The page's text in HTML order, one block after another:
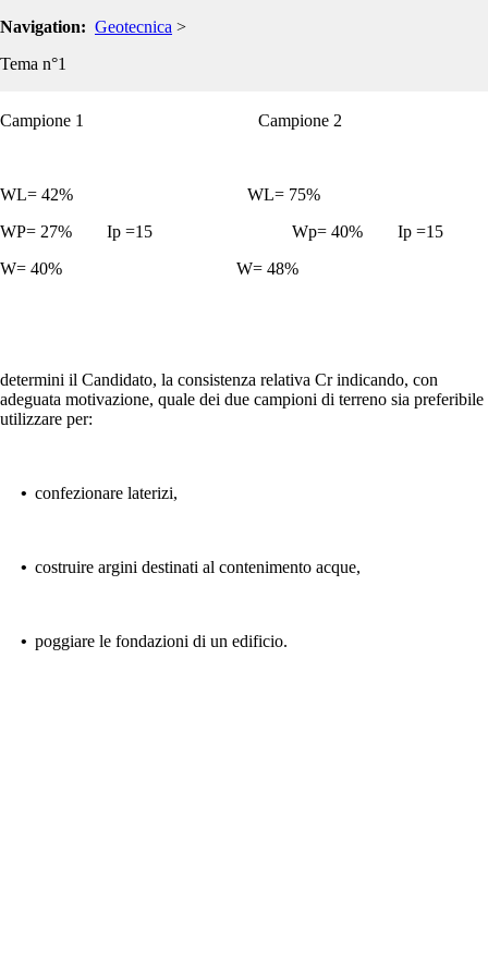
Navigation: Geotecnica >
Tema n°1
Utilizzando i dati provenienti dall'analisi di due campioni di terreno a
Campione 1 Campione 2
WL= 42% WL= 75%
WP= 27% Ip =15 Wp= 40% Ip =15
W= 40% W= 48%
determini il Candidato, la consistenza relativa Cr indicando, con
adeguata motivazione, quale dei due campioni di terreno sia preferibile
utilizzare per:
• confezionare laterizi,
• costruire argini destinati al contenimento acque,
• poggiare le fondazioni di un edificio.